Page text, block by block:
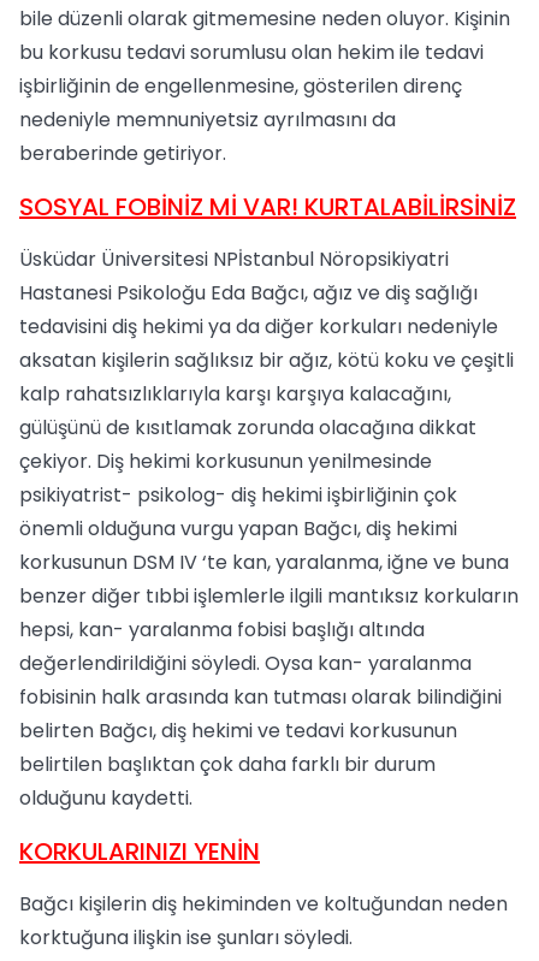
bile düzenli olarak gitmemesine neden oluyor. Kişinin
bu korkusu tedavi sorumlusu olan hekim ile tedavi
işbirliğinin de engellenmesine, gösterilen direnç
nedeniyle memnuniyetsiz ayrılmasını da
beraberinde getiriyor.
SOSYAL FOBİNİZ Mİ VAR! KURTALABİLİRSİNİZ
Üsküdar Üniversitesi NPİstanbul Nöropsikiyatri
Hastanesi Psikoloğu Eda Bağcı, ağız ve diş sağlığı
tedavisini diş hekimi ya da diğer korkuları nedeniyle
aksatan kişilerin sağlıksız bir ağız, kötü koku ve çeşitli
kalp rahatsızlıklarıyla karşı karşıya kalacağını,
gülüşünü de kısıtlamak zorunda olacağına dikkat
çekiyor. Diş hekimi korkusunun yenilmesinde
psikiyatrist- psikolog- diş hekimi işbirliğinin çok
önemli olduğuna vurgu yapan Bağcı, diş hekimi
korkusunun DSM IV ‘te kan, yaralanma, iğne ve buna
benzer diğer tıbbi işlemlerle ilgili mantıksız korkuların
hepsi, kan- yaralanma fobisi başlığı altında
değerlendirildiğini söyledi. Oysa kan- yaralanma
fobisinin halk arasında kan tutması olarak bilindiğini
belirten Bağcı, diş hekimi ve tedavi korkusunun
belirtilen başlıktan çok daha farklı bir durum
olduğunu kaydetti.
KORKULARINIZI YENİN
Bağcı kişilerin diş hekiminden ve koltuğundan neden
korktuğuna ilişkin ise şunları söyledi.